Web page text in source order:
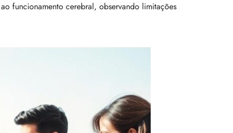
funcionamento cerebral, observando limitações